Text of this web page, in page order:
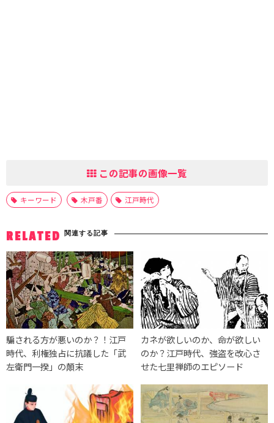
この記事の画像一覧
キーワード 木戸番 江戸時代
RELATED 関連する記事
騙される方が悪いのか？！江戸
時代、利権独占に抗議した「武
左衛門一揆」の顛末
カネが欲しいのか、命が欲しい
のか？江戸時代、強盗を改心さ
せた七里禅師のエピソード